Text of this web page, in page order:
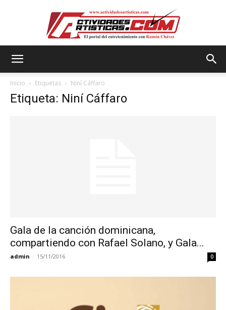
Inicio Etiquetas Niní Cáffaro
Etiqueta: Niní Cáffaro
Gala de la canción dominicana,
compartiendo con Rafael Solano, y Gala...
admin - 15/11/2016 0